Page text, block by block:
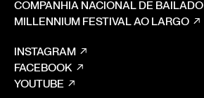
COMPANHIA NACIONAL DE BAILADO
MILLENNIUM FESTIVAL AO LARGO
INSTAGRAM
FACEBOOK
YOUTUBE